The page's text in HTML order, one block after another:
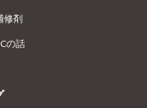
修剤
の話